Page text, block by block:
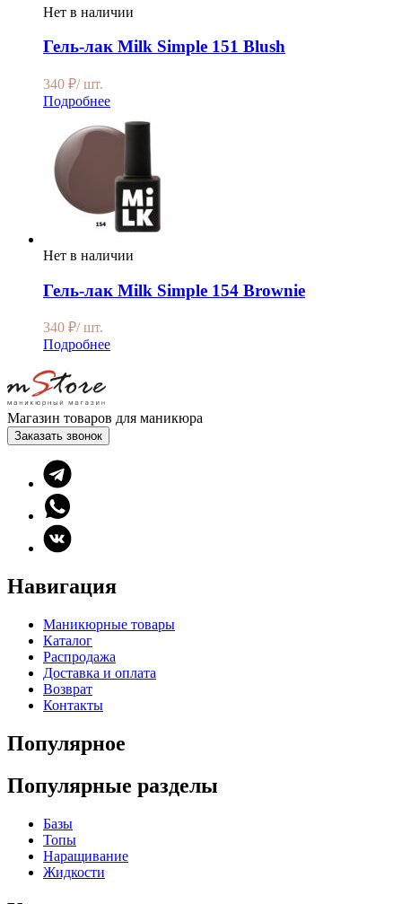
Нет в наличии
Гель-лак Milk Simple 151 Blush
340 ₽/ шт.
Подробнее
Нет в наличии
Гель-лак Milk Simple 154 Brownie
340 ₽/ шт.
Подробнее
Магазин товаров для маникюра
Заказать звонок
Навигация
Маникюрные товары
Каталог
Распродажа
Доставка и оплата
Возврат
Контакты
Популярное
Популярные разделы
Базы
Топы
Наращивание
Жидкости